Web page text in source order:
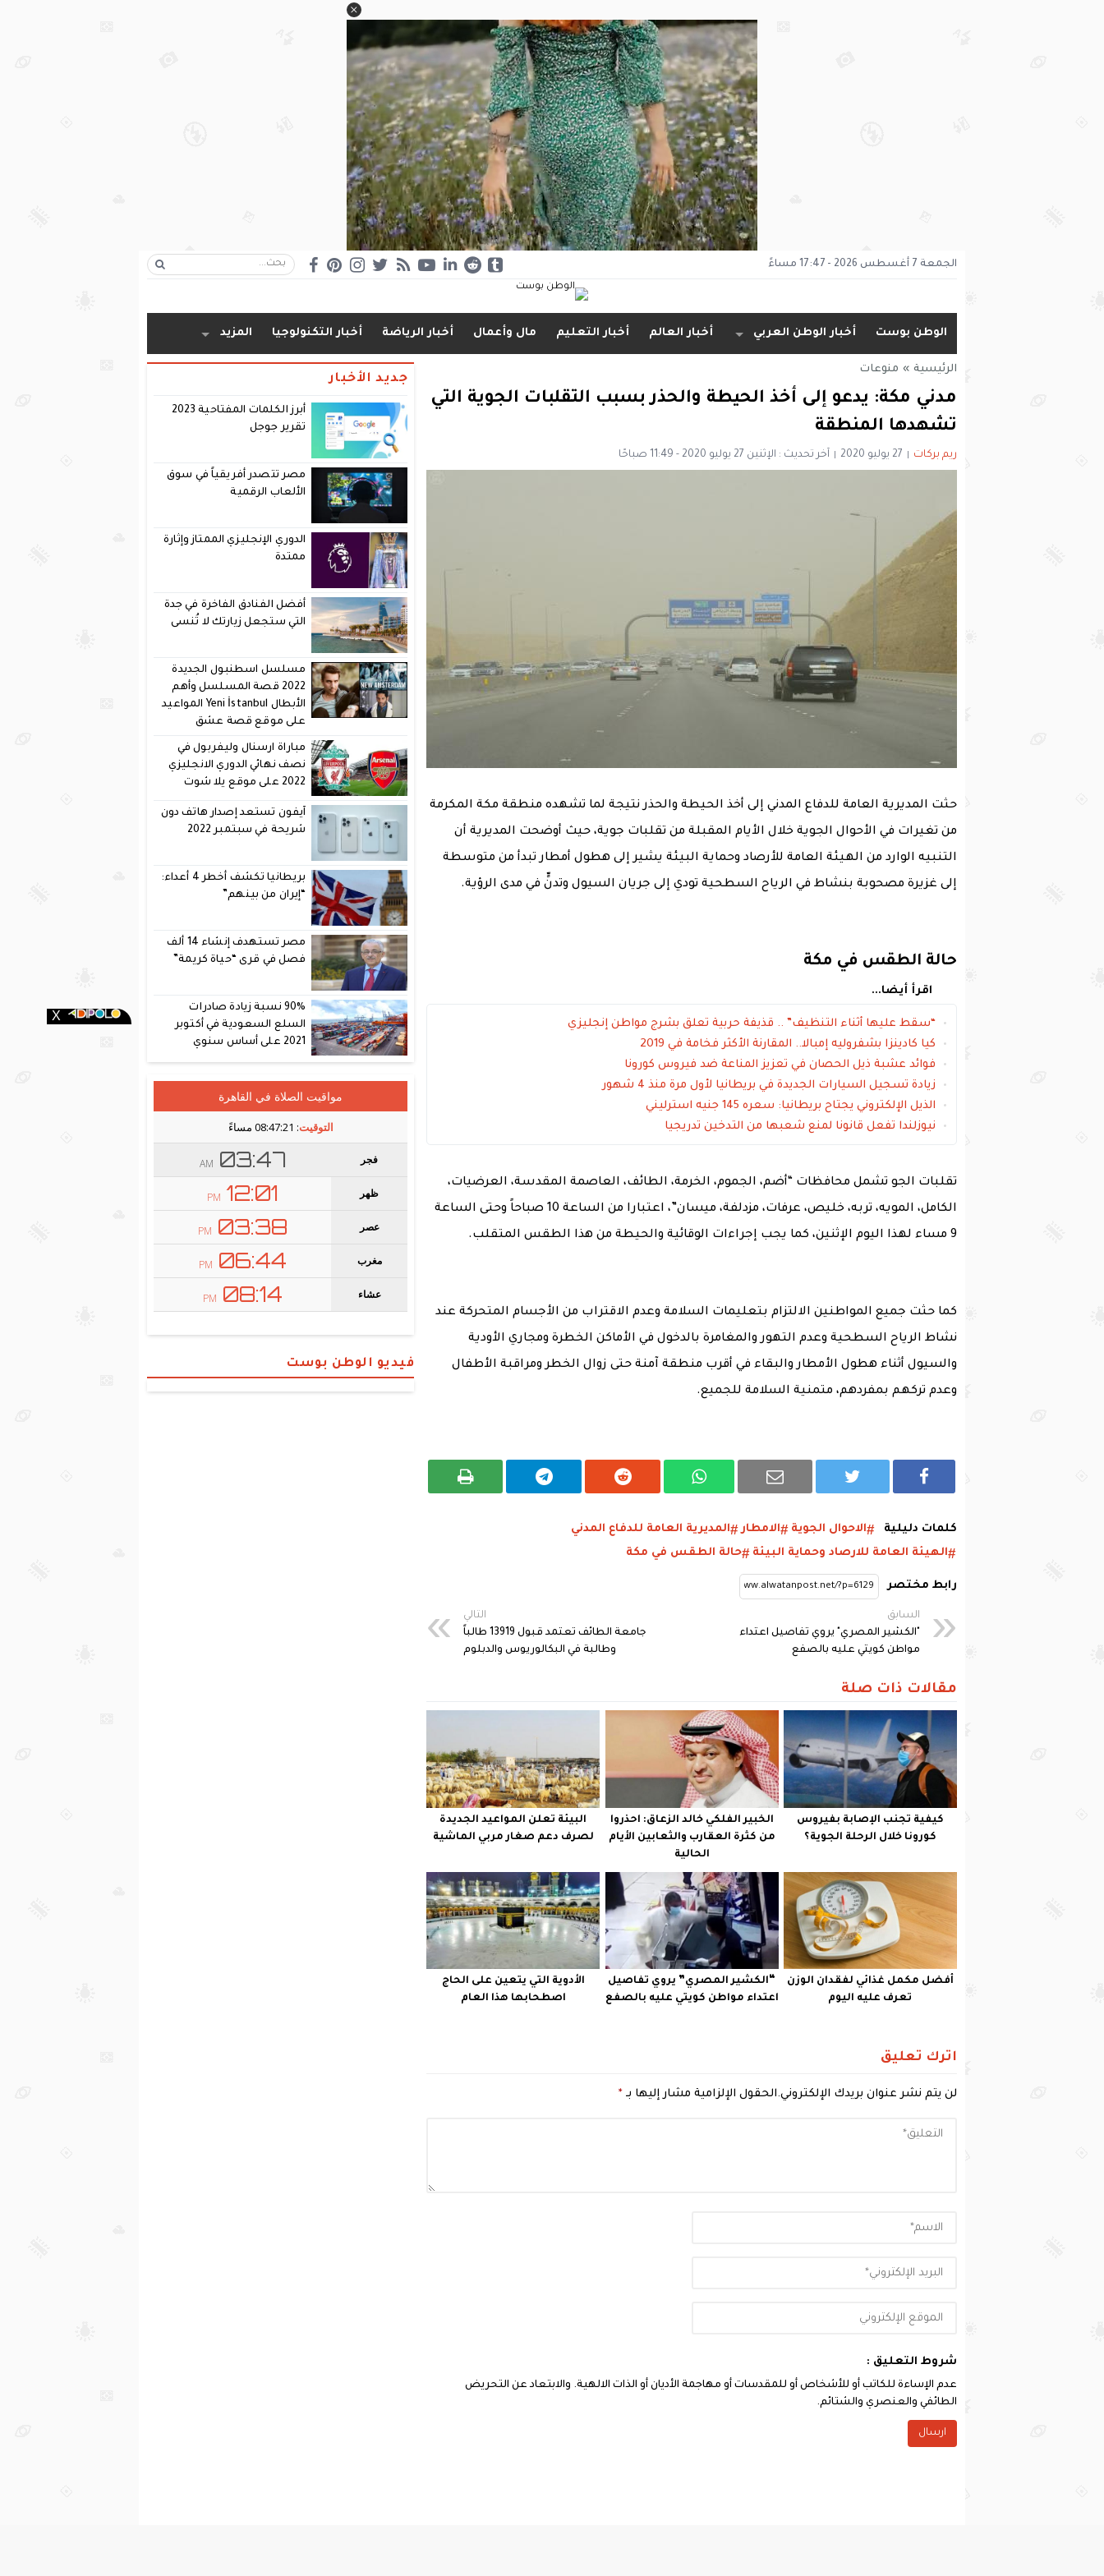
الجمعة 7 أغسطس 2026 - 17:47 مساءً
الوطن بوست أخبار الوطن العربي أخبار العالم أخبار التعليم مال وأعمال أخبار الرياضة أخبار التكنولوجيا المزيد
الرئيسية » منوعات
مدني مكة: يدعو إلى أخذ الحيطة والحذر بسبب التقلبات الجوية التي
تشهدها المنطقة
ريم بركات 27 يوليو 2020 آخر تحديث : الإثنين 27 يوليو 2020 - 11:49 صباحًا
حثت المديرية العامة للدفاع المدني إلى أخذ الحيطة والحذر نتيجة لما تشهده منطقة مكة المكرمة
من تغيرات في الأحوال الجوية خلال الأيام المقبلة من تقلبات جوية، حيث أوضحت المديرية أن
التنبيه الوارد من الهيئة العامة للأرصاد وحماية البيئة يشير إلى هطول أمطار تبدأ من متوسطة
إلى غزيرة مصحوبة بنشاط في الرياح السطحية تودي إلى جريان السيول وتدنٍّ في مدى الرؤية.
حالة الطقس في مكة
اقرأ أيضا...
“سقط عليها أثناء التنظيف” .. قذيفة حربية تعلق بشرج مواطن إنجليزي
كيا كادينزا بشفروليه إمبالا.. المقارنة الأكثر فخامة في 2019
فوائد عشبة ذيل الحصان في تعزيز المناعة ضد فيروس كورونا
زيادة تسجيل السيارات الجديدة في بريطانيا لأول مرة منذ 4 شهور
الذيل الإلكتروني يجتاح بريطانيا: سعره 145 جنيه استرليني
نيوزلندا تفعل قانونا لمنع شعبها من التدخين تدريجيا
تقلبات الجو تشمل محافظات “أضم، الجموم، الخرمة، الطائف، العاصمة المقدسة، العرضيات،
الكامل، المويه، تربه، خليص، عرفات، مزدلفة، ميسان”، اعتبارا من الساعة 10 صباحاً وحتى الساعة
9 مساء لهذا اليوم الإثنين، كما يجب إجراءات الوقائية والحيطة من هذا الطقس المتقلب.
كما حثت جميع المواطنين الالتزام بتعليمات السلامة وعدم الاقتراب من الأجسام المتحركة عند
نشاط الرياح السطحية وعدم التهور والمغامرة بالدخول في الأماكن الخطرة ومجاري الأودية
والسيول أثناء هطول الأمطار والبقاء في أقرب منطقة آمنة حتى زوال الخطر ومراقبة الأطفال
وعدم تركهم بمفردهم، متمنية السلامة للجميع.
كلمات دليلية الاحوال الجوية الامطار
المديرية العامة للدفاع المدني
الهيئة العامة للارصاد وحماية البيئة
حالة الطقس في مكة
رابط مختصر
السابق
"الكشير المصري" يروي تفاصيل اعتداء
مواطن كويتي عليه بالصفع
التالي
جامعة الطائف تعتمد قبول 13919 طالباً
وطالبة في البكالوريوس والدبلوم
مقالات ذات صلة
كيفية تجنب الإصابة بفيروس
كورونا خلال الرحلة الجوية؟
الخبير الفلكي خالد الزعاق: احذروا
من كثرة العقارب والثعابين الأيام
الحالية
البيئة تعلن المواعيد الجديدة
لصرف دعم صغار مربي الماشية
أفضل مكمل غذائي لفقدان الوزن
تعرف عليه اليوم
“الكشير المصري” يروي تفاصيل
اعتداء مواطن كويتي عليه بالصفع
الأدوية التي يتعين على الحاج
اصطحابها هذا العام
اترك تعليق
لن يتم نشر عنوان بريدك الإلكتروني.الحقول الإلزامية مشار إليها بـ *
شروط التعليق :
عدم الإساءة للكاتب أو للأشخاص أو للمقدسات أو مهاجمة الأديان أو الذات الالهية. والابتعاد عن التحريض
الطائفي والعنصري والشتائم.
جديد الأخبار
أبرز الكلمات المفتاحية 2023
تقرير جوجل
مصر تتصدر أفريقياً في سوق
الألعاب الرقمية
الدوري الإنجليزي الممتاز وإثارة
ممتدة
أفضل الفنادق الفاخرة في جدة
التي ستجعل زيارتك لا تُنسى
مسلسل اسطنبول الجديدة
2022 قصة المسلسل وأهم
الأبطال Yeni İstanbul المواعيد
على موقع قصة عشق
مباراة ارسنال وليفربول في
نصف نهائي الدوري الانجليزي
2022 على موقع يلا شوت
آيفون تستعد إصدار هاتف دون
شريحة في سبتمبر 2022
بريطانيا تكشف أخطر 4 أعداء:
“إيران من بينهم”
مصر تستهدف إنشاء 14 ألف
فصل في قرى “حياة كريمة”
90% نسبة زيادة صادرات
السلع السعودية في أكتوبر
2021 على أساس سنوي
فيديو الوطن بوست